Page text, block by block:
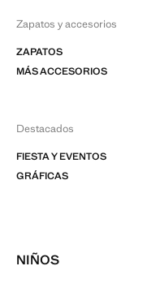
Zapatos y accesorios
ZAPATOS
MÁS ACCESORIOS
Destacados
FIESTA Y EVENTOS
GRÁFICAS
NIÑOS